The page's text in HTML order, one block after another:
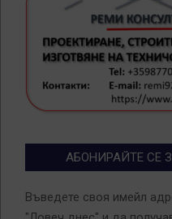
АБОНИРАЙТЕ СЕ
Въведете своя имейл